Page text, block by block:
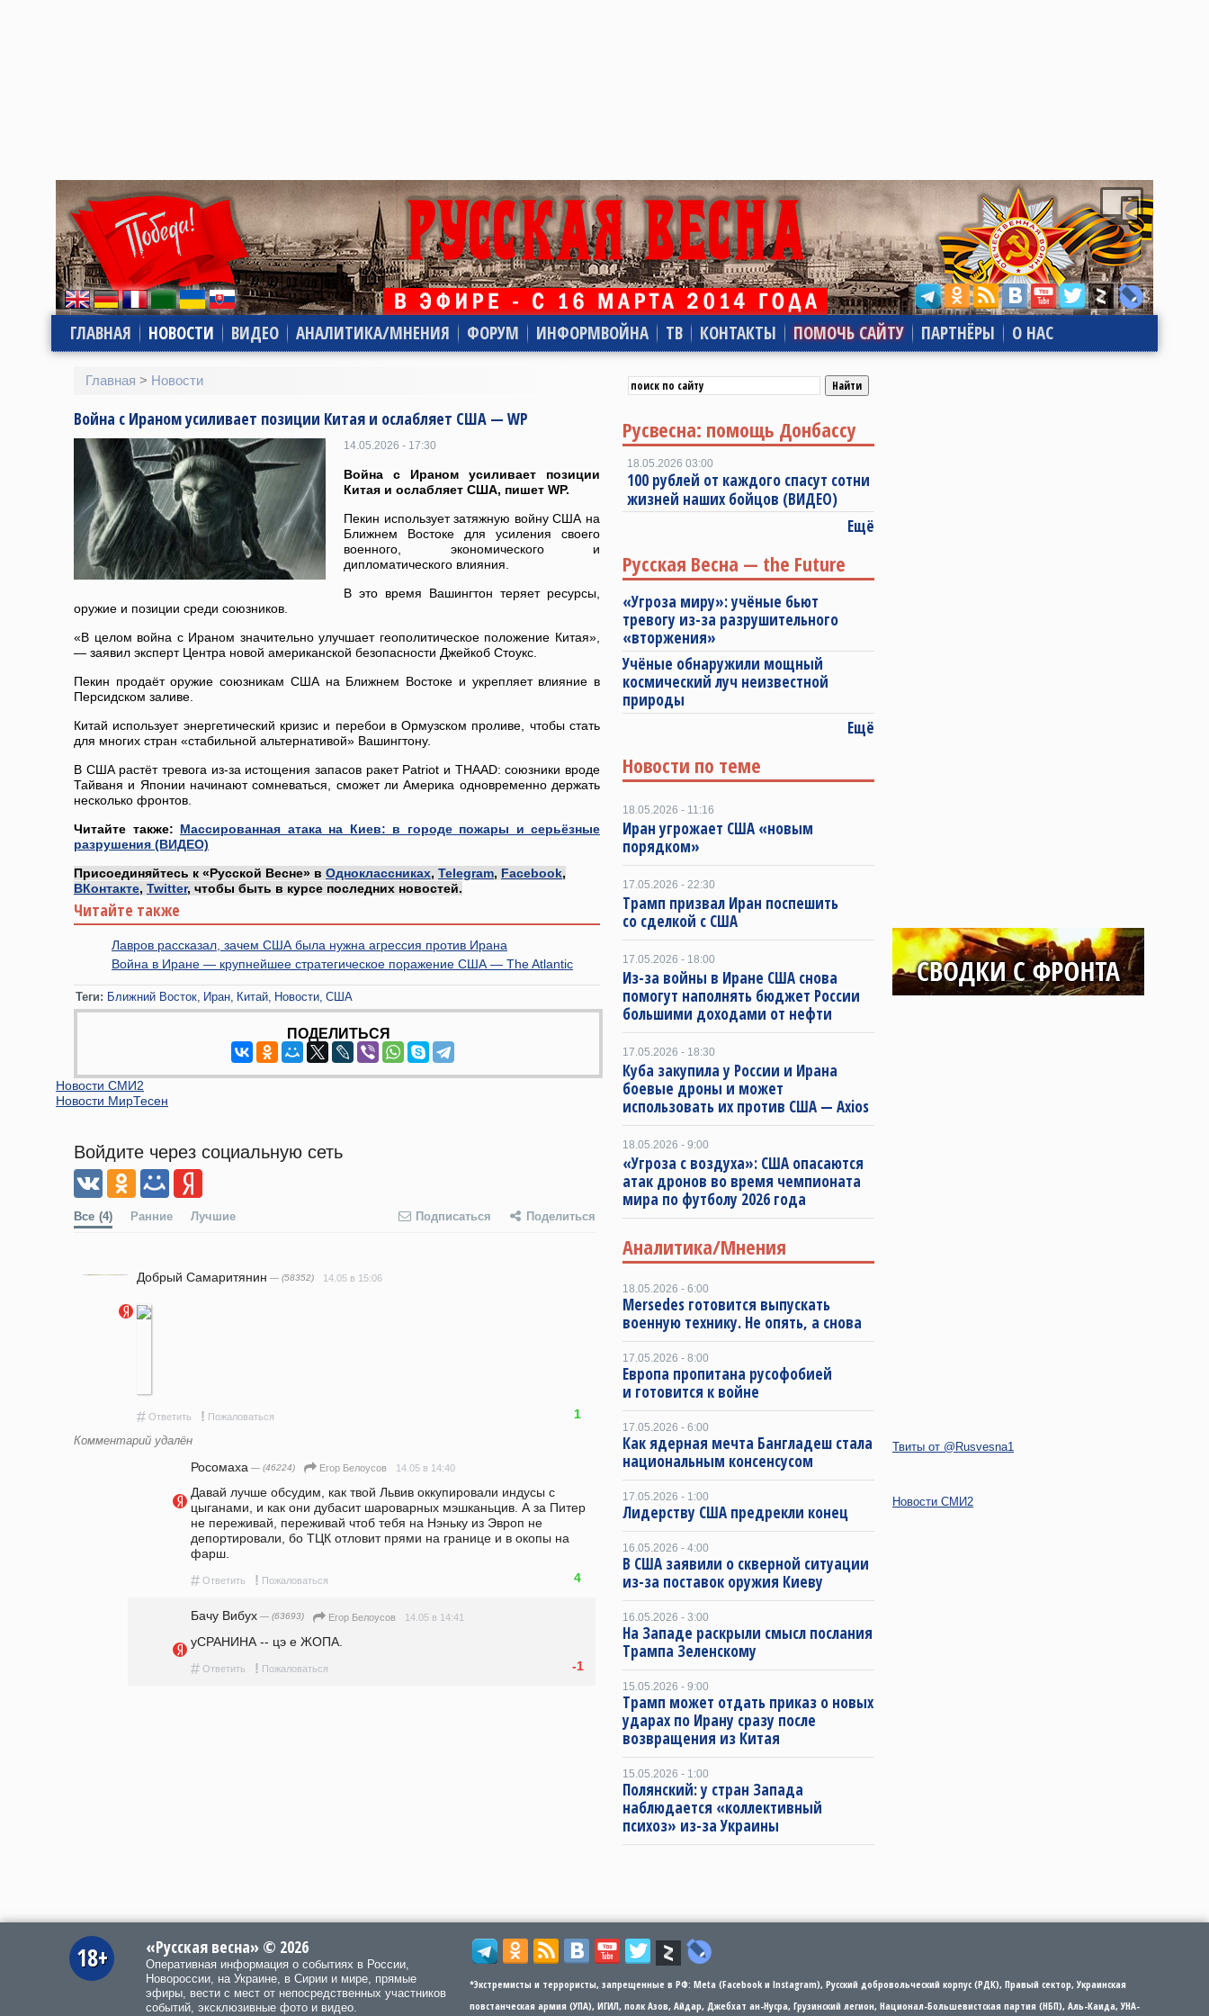
ГЛАВНАЯ НОВОСТИ ВИДЕО АНАЛИТИКА/МНЕНИЯ ФОРУМ ИНФОРМВОЙНА ТВ КОНТАКТЫ ПОМОЧЬ САЙТУ ПАРТНЁРЫ О НАС
Главная > Новости
Война с Ираном усиливает позиции Китая и ослабляет США — WP
14.05.2026 - 17:30
Война с Ираном усиливает позиции
Китая и ослабляет США, пишет WP.
Пекин использует затяжную войну США на
Ближнем Востоке для усиления своего
военного, экономического и
дипломатического влияния.
В это время Вашингтон теряет ресурсы,
оружие и позиции среди союзников.
«В целом война с Ираном значительно улучшает геополитическое положение Китая»,
— заявил эксперт Центра новой американской безопасности Джейкоб Стоукс.
Пекин продаёт оружие союзникам США на Ближнем Востоке и укрепляет влияние в
Персидском заливе.
Китай использует энергетический кризис и перебои в Ормузском проливе, чтобы стать
для многих стран «стабильной альтернативой» Вашингтону.
В США растёт тревога из-за истощения запасов ракет Patriot и THAAD: союзники вроде
Тайваня и Японии начинают сомневаться, сможет ли Америка одновременно держать
несколько фронтов.
Читайте также: Массированная атака на Киев: в городе пожары и серьёзные
разрушения (ВИДЕО)
Присоединяйтесь к «Русской Весне» в Одноклассниках, Telegram, Facebook,
ВКонтакте, Twitter, чтобы быть в курсе последних новостей.
Читайте также
Лавров рассказал, зачем США была нужна агрессия против Ирана
Война в Иране — крупнейшее стратегическое поражение США — The Atlantic
Теги: Ближний Восток Иран Китай Новости США
ПОДЕЛИТЬСЯ
Новости СМИ2
Новости МирТесен
Войдите через социальную сеть
Все (4) Ранние Лучшие Подписаться Поделиться
Добрый Самаритянин — (58352) 14.05 в 15:06
# Ответить ! Пожаловаться 1
Комментарий удалён
Росомаха — (46224) Егор Белоусов 14.05 в 14:40
Давай лучше обсудим, как твой Львив оккупировали индусы с
цыганами, и как они дубасит шароварных мэшканьцив. А за Питер
не переживай, переживай чтоб тебя на Нэньку из Эвроп не
депортировали, бо ТЦК отловит прями на границе и в окопы на
фарш.
# Ответить ! Пожаловаться 4
Бачу Вибух — (63693) Егор Белоусов 14.05 в 14:41
уСРАНИНА -- цэ е ЖОПА.
# Ответить ! Пожаловаться -1
Русвесна: помощь Донбассу
18.05.2026 03:00
100 рублей от каждого спасут сотни
жизней наших бойцов (ВИДЕО)
Ещё
Русская Весна — the Future
«Угроза миру»: учёные бьют
тревогу из-за разрушительного
«вторжения»
Учёные обнаружили мощный
космический луч неизвестной
природы
Ещё
Новости по теме
18.05.2026 - 11:16
Иран угрожает США «новым
порядком»
17.05.2026 - 22:30
Трамп призвал Иран поспешить
со сделкой с США
17.05.2026 - 18:00
Из-за войны в Иране США снова
помогут наполнять бюджет России
большими доходами от нефти
17.05.2026 - 18:30
Куба закупила у России и Ирана
боевые дроны и может
использовать их против США — Axios
18.05.2026 - 9:00
«Угроза с воздуха»: США опасаются
атак дронов во время чемпионата
мира по футболу 2026 года
Аналитика/Мнения
18.05.2026 - 6:00
Mersedes готовится выпускать
военную технику. Не опять, а снова
17.05.2026 - 8:00
Европа пропитана русофобией
и готовится к войне
17.05.2026 - 6:00
Как ядерная мечта Бангладеш стала
национальным консенсусом
17.05.2026 - 1:00
Лидерству США предрекли конец
16.05.2026 - 4:00
В США заявили о скверной ситуации
из-за поставок оружия Киеву
16.05.2026 - 3:00
На Западе раскрыли смысл послания
Трампа Зеленскому
15.05.2026 - 9:00
Трамп может отдать приказ о новых
ударах по Ирану сразу после
возвращения из Китая
15.05.2026 - 1:00
Полянский: у стран Запада
наблюдается «коллективный
психоз» из-за Украины
Твиты от @Rusvesna1
Новости СМИ2
18+ «Русская весна» © 2026
Оперативная информация о событиях в России,
Новороссии, на Украине, в Сирии и мире, прямые
эфиры, вести с мест от непосредственных участников
событий, эксклюзивные фото и видео.
*Экстремисты и террористы, запрещенные в РФ: Meta (Facebook и Instagram), Русский добровольческий корпус (РДК), Правый сектор, Украинская
повстанческая армия (УПА), ИГИЛ, полк Азов, Айдар, Джебхат ан-Нусра, Грузинский легион, Национал-Большевистская партия (НБП), Аль-Каида, УНА-